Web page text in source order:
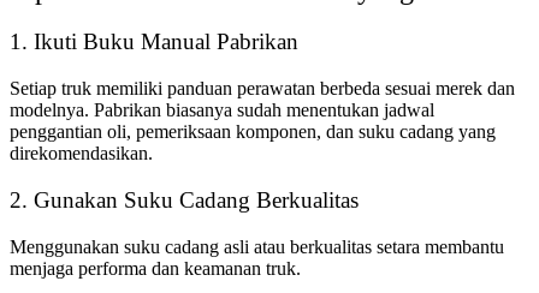
1. Ikuti Buku Manual Pabrikan
Setiap truk memiliki panduan perawatan berbeda sesuai merek dan
modelnya. Pabrikan biasanya sudah menentukan jadwal
penggantian oli, pemeriksaan komponen, dan suku cadang yang
direkomendasikan.
2. Gunakan Suku Cadang Berkualitas
Menggunakan suku cadang asli atau berkualitas setara membantu
menjaga performa dan keamanan truk.